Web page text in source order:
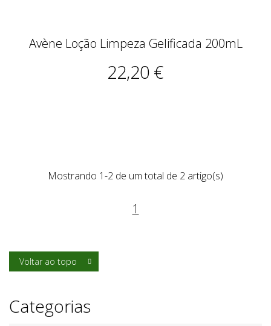
Categorias
Avène Loção Limpeza Gelificada 200mL
22,20 €
Mostrando 1-2 de um total de 2 artigo(s)
1
Voltar ao topo 